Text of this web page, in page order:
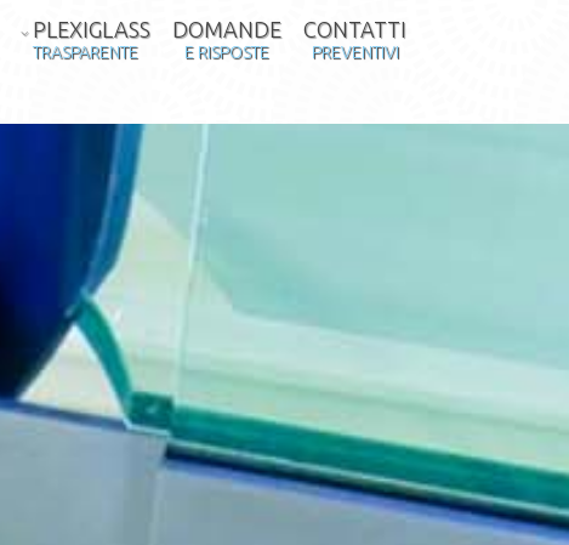
PLEXIGLASS
TRASPARENTE
DOMANDE
E RISPOSTE
CONTATTI
PREVENTIVI